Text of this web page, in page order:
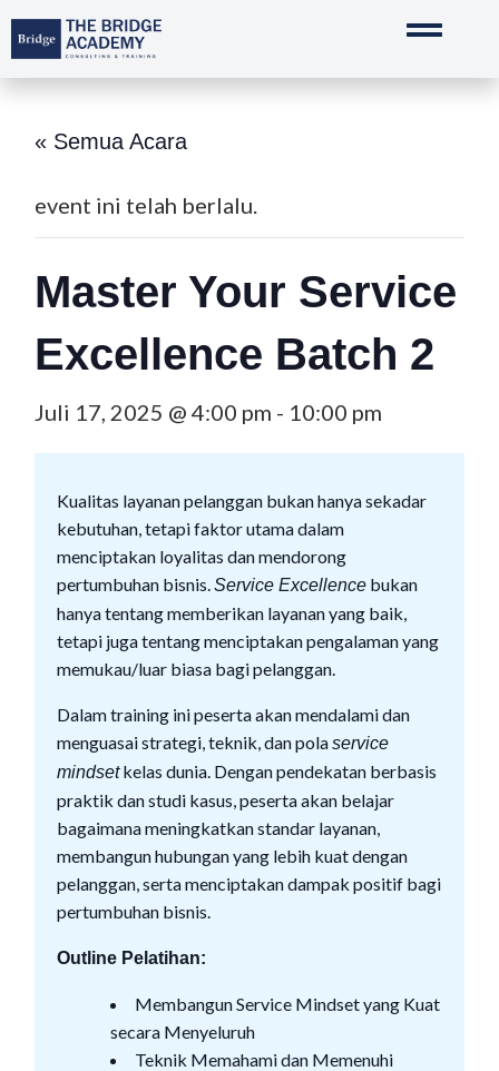
Lewati
ke
konten
« Semua Acara
event ini telah berlalu.
Master Your Service
Excellence Batch 2
Juli 17, 2025 @ 4:00 pm - 10:00 pm
Kualitas layanan pelanggan bukan hanya sekadar
kebutuhan, tetapi faktor utama dalam
menciptakan loyalitas dan mendorong
pertumbuhan bisnis.Service Excellencebukan
hanya tentang memberikan layanan yang baik,
tetapi juga tentang menciptakan pengalaman yang
memukau/luar biasa bagi pelanggan.
Dalam training ini peserta akan mendalami dan
menguasai strategi, teknik, dan polaservice
mindsetkelas dunia. Dengan pendekatan berbasis
praktik dan studi kasus, peserta akan belajar
bagaimana meningkatkan standar layanan,
membangun hubungan yang lebih kuat dengan
pelanggan, serta menciptakan dampak positif bagi
pertumbuhan bisnis.
Outline Pelatihan:
Membangun Service Mindset yang Kuat
secara Menyeluruh
Teknik Memahami dan Memenuhi